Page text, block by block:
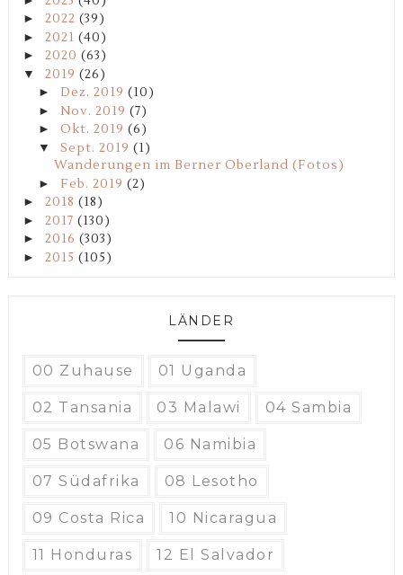
► 2022 (39)
► 2021 (40)
► 2020 (63)
▼ 2019 (26)
► Dez. 2019 (10)
► Nov. 2019 (7)
► Okt. 2019 (6)
▼ Sept. 2019 (1)
Wanderungen im Berner Oberland (Fotos)
► Feb. 2019 (2)
► 2018 (18)
► 2017 (130)
► 2016 (303)
► 2015 (105)
LÄNDER
00 Zuhause 01 Uganda
02 Tansania 03 Malawi 04 Sambia
05 Botswana 06 Namibia
07 Südafrika 08 Lesotho
09 Costa Rica 10 Nicaragua
11 Honduras 12 El Salvador